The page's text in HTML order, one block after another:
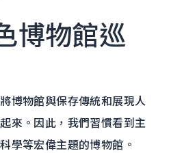
博物館巡
博物館與保存傳統和展現人
來。因此，我們習慣看到主
學等宏偉主題的博物館。